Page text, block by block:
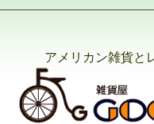
アメリカン雑貨と